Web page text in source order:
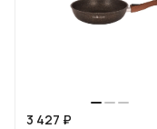
3 427 ₽